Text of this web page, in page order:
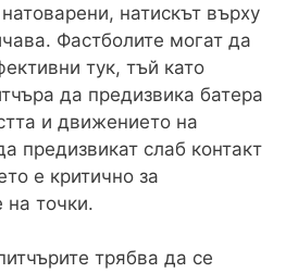
натискът върху
Фастболите могат да
тук, тъй като
да предизвика батера
и движението на
предизвикат слаб контакт
е критично за
на точки.
трябва да се